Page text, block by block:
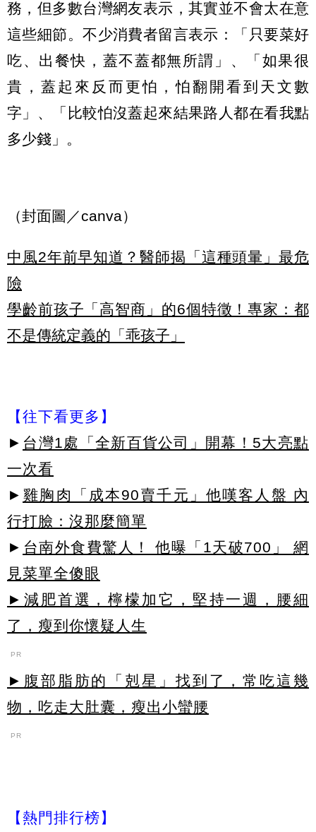
務，但多數台灣網友表示，其實並不會太在意
這些細節。不少消費者留言表示：「只要菜好
吃、出餐快，蓋不蓋都無所謂」、「如果很
貴，蓋起來反而更怕，怕翻開看到天文數
字」、「比較怕沒蓋起來結果路人都在看我點
多少錢」。
（封面圖／canva）
中風2年前早知道？醫師揭「這種頭暈」最危
險
學齡前孩子「高智商」的6個特徵！專家：都
不是傳統定義的「乖孩子」
【往下看更多】
► 台灣1處「全新百貨公司」開幕！5大亮點
一次看
► 雞胸肉「成本90賣千元」他嘆客人盤 內
行打臉：沒那麼簡單
► 台南外食費驚人！ 他曝「1天破700」 網
見菜單全傻眼
►減肥首選，檸檬加它，堅持一週，腰細
了，瘦到你懷疑人生
PR
►腹部脂肪的「剋星」找到了，常吃這幾
物，吃走大肚囊，瘦出小蠻腰
PR
【熱門排行榜】